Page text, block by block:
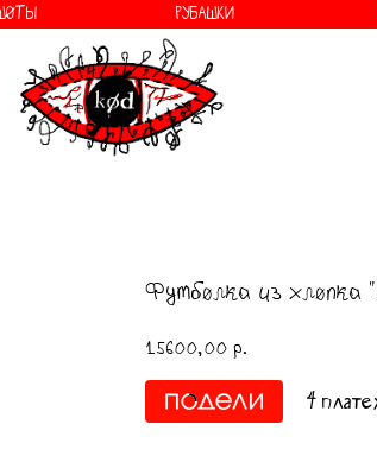
РУБАШКИ
Футболка из
15600,00 р.
4